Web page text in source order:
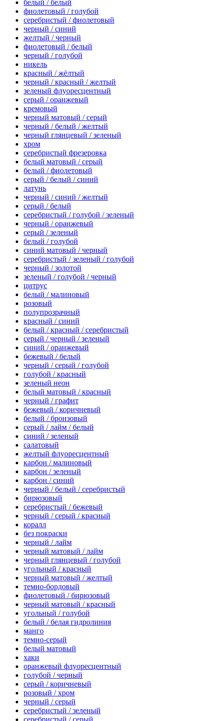
белый / белый
фиолетовый / голубой
серебристый / фиолетовый
черный / синий
желтый / черный
фиолетовый / белый
черный / голубой
никель
красный / жёлтый
черный / красный / желтый
зеленый флуоресцентный
серый / оранжевый
кремовый
черный матовый / серый
черный / белый / желтый
черный глянцевый / зеленый
хром
серебристый фрезеровка
белый матовый / серый
белый / фиолетовый
серый / белый / синий
латунь
черный / синий / желтый
серый / белый
серебристый / голубой / зеленый
черный / оранжевый
серый / зеленый
белый / голубой
синий матовый / черный
серебристый / зеленый / голубой
черный / золотой
зеленый / голубой / черный
цитрус
белый / малиновый
розовый
полупрозрачный
красный / синий
белый / красный / серебристый
серый / черный / зеленый
синий / оранжевый
бежевый / белый
черный / серый / голубой
голубой / красный
зеленый неон
белый матовый / красный
черный / графит
бежевый / коричневый
белый / бронзовый
серый / лайм / белый
синий / зеленый
салатовый
желтый флуоресцентный
карбон / малиновый
карбон / зеленый
карбон / синий
черный / белый / серебристый
бирюзовый
серебристый / бежевый
черный / серый / красный
коралл
без покраски
черный / лайм
черный матовый / лайм
черный глянцевый / голубой
угольный / красный
черный матовый / желтый
темно-бордовый
фиолетовый / бирюзовый
черный матовый / красный
угольный / голубой
белый / белая гидролиния
манго
темно-серый
белый матовый
хаки
оранжевый флуоресцентный
голубой / черный
серый / коричневый
розовый / хром
черный / серый
серебристый / зеленый
серебристый / серый